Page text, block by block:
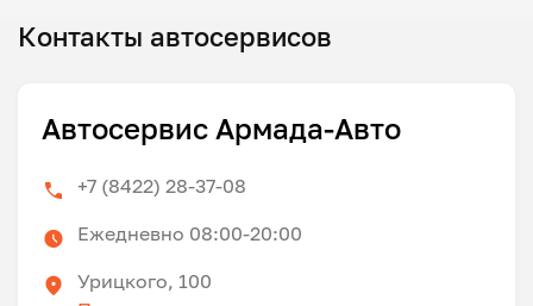
Контакты автосервисов
Автосервис Армада-Авто
+7 (8422) 28-37-08
Ежедневно 08:00-20:00
Урицкого, 100